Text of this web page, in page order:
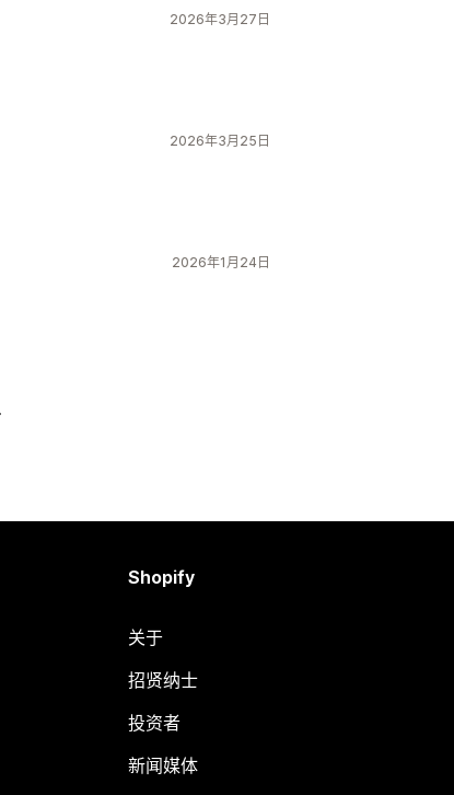
2026年3月27日
2026年3月25日
2026年1月24日
Shopify
关于
招贤纳士
投资者
新闻媒体